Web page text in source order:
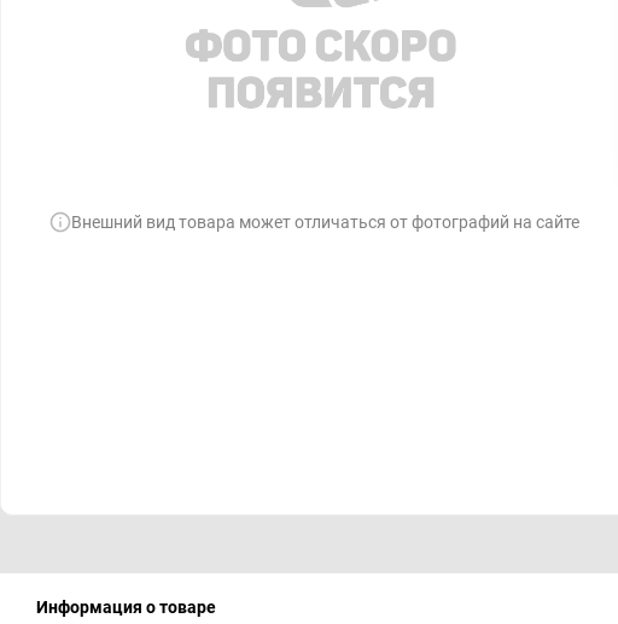
Внешний вид товара может отличаться от фотографий на сайте
Информация о товаре